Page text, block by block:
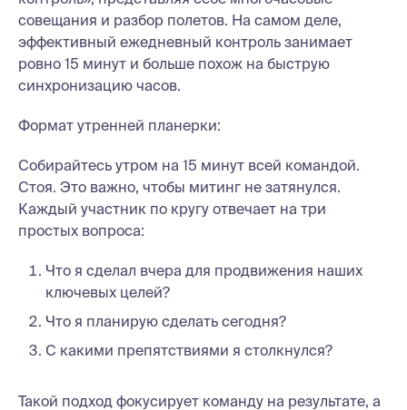
совещания и разбор полетов. На самом деле,
эффективный ежедневный контроль занимает
ровно 15 минут и больше похож на быструю
синхронизацию часов.
Формат утренней планерки:
Собирайтесь утром на 15 минут всей командой.
Стоя. Это важно, чтобы митинг не затянулся.
Каждый участник по кругу отвечает на три
простых вопроса:
Что я сделал вчера для продвижения наших
ключевых целей?
Что я планирую сделать сегодня?
С какими препятствиями я столкнулся?
Такой подход фокусирует команду на результате, а